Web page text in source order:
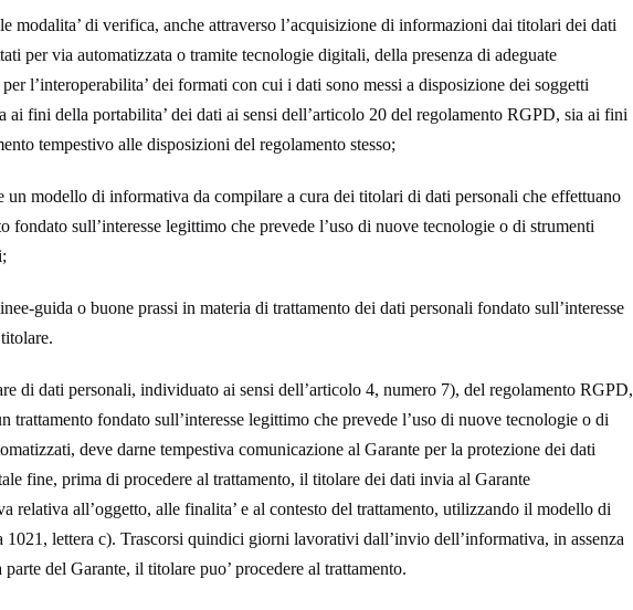
modalita’ di verifica, anche attraverso l’acquisizionedi informazioni dai titolari dei dati
per via automatizzata o tramite tecnologie digitali, della presenza di adeguate
l’interoperabilita’ dei formati con cui i dati sono messi a disposizione dei soggetti
ai fini della portabilita’ dei dati ai sensi dell’articolo 20 del regolamento RGPD, sia ai fini
tempestivo alle disposizioni del regolamento stesso;
un modello di informativa da compilare a cura dei titolari di dati personali che effettuano
fondato sull’interesse legittimo che prevede l’uso di nuove tecnologie o di strumenti
guida o buone prassi in materia di trattamento dei dati personali fondato sull’interesse
.
di dati personali, individuato ai sensi dell’articolo 4, numero 7), del regolamento RGPD,
trattamento fondato sull’interesse legittimo che prevede l’uso di nuove tecnologie o di
deve darne tempestiva comunicazione al Garante per la protezione dei dati
fine, prima di procedere al trattamento, il titolare dei dati invia al Garante
relativa all’oggetto, alle finalita’ e al contesto del trattamento, utilizzando il modello di
1021, lettera c). Trascorsi quindici giorni lavorativi dall’invio dell’informativa, in assenza
parte del Garante, il titolare puo’ procedere al trattamento.